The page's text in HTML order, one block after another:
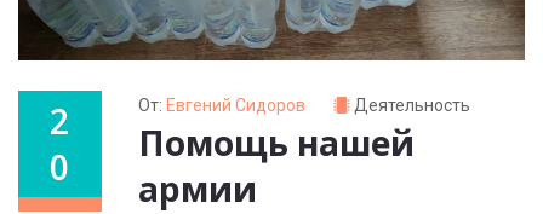
2
0
От: Евгений Сидоров Деятельность
Помощь нашей
армии